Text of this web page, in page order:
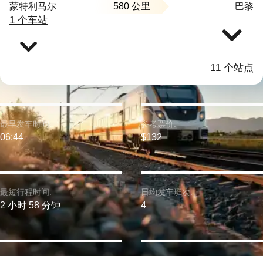
蒙特利马尔 580 公里 巴黎
1 个车站
11 个站点
最短行程时间:
2 小时 58 分钟
最早发车时间:
06:44
参考票价:
$132
日均发车班次:
4